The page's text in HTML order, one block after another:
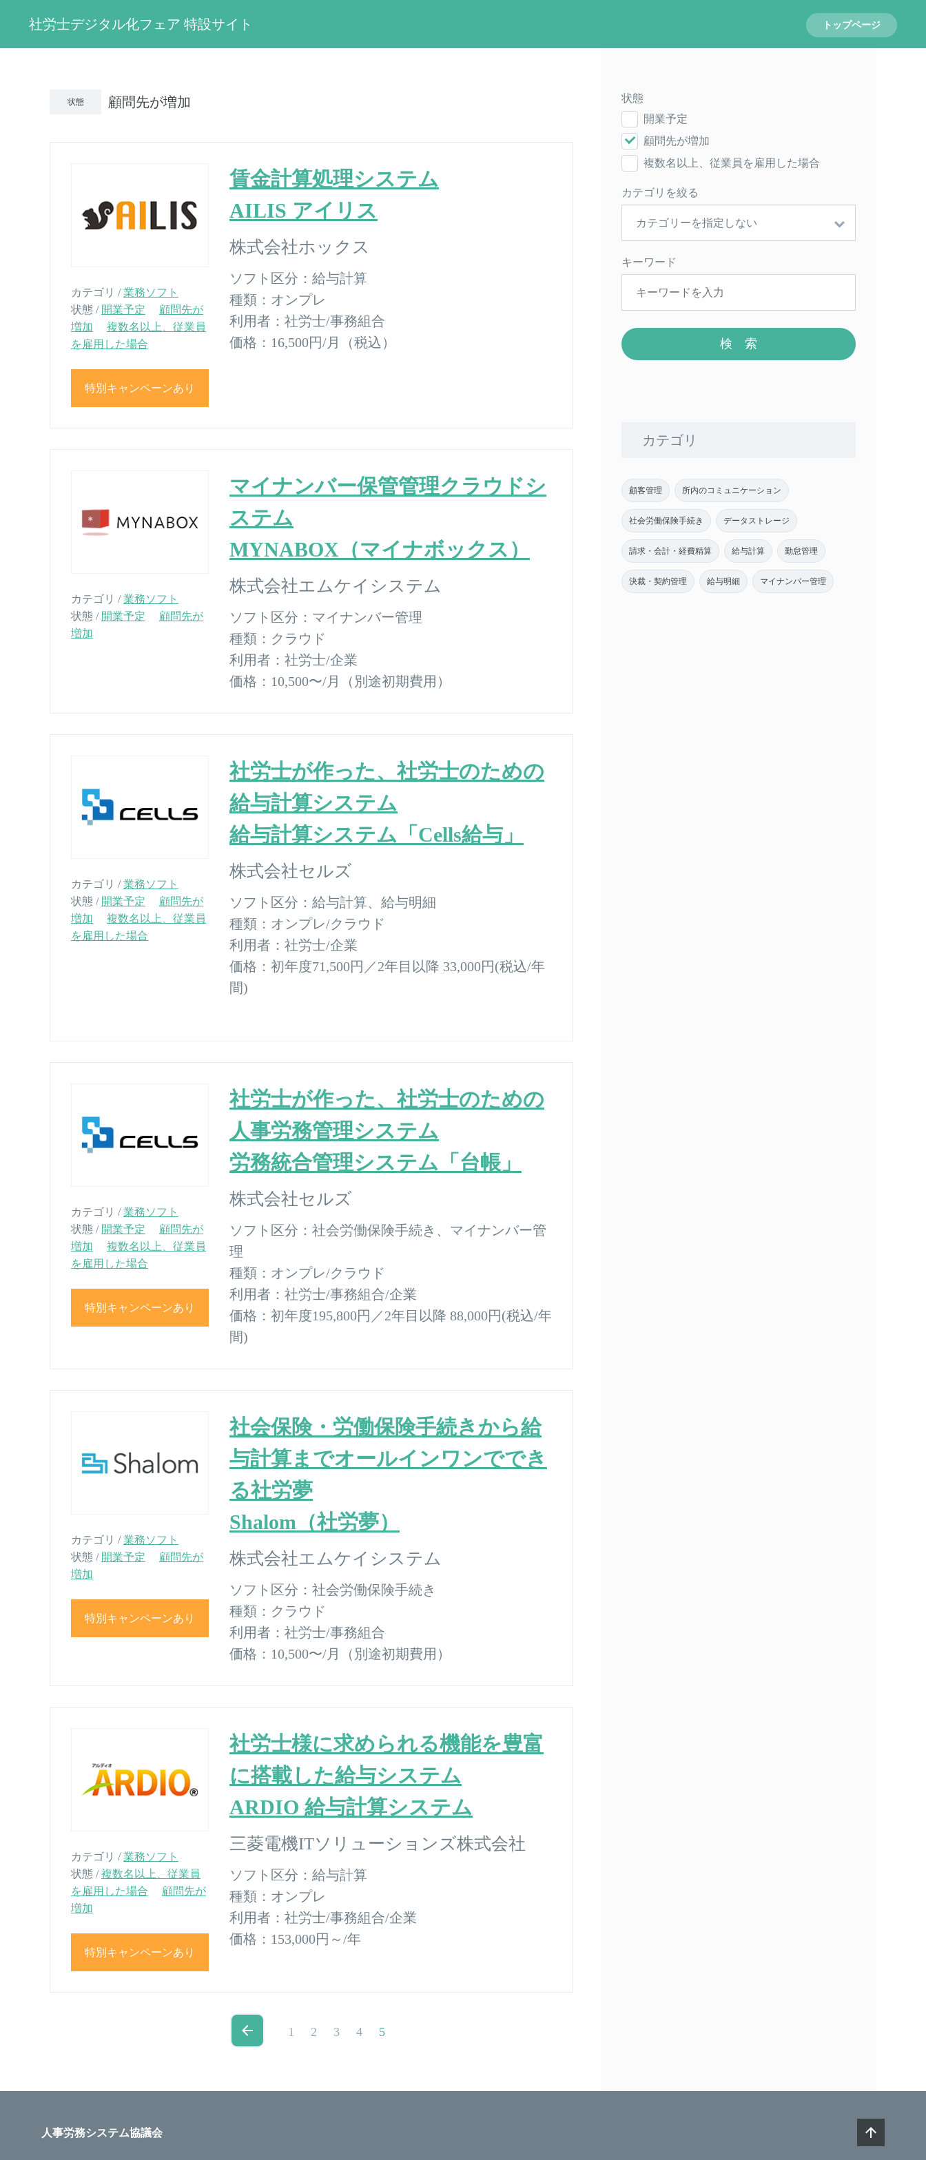
社労士デジタル化フェア 特設サイト トップページ
状態 顧問先が増加
カテゴリ /業務ソフト
状態 / 開業予定
顧問先が
増加
複数名以上、従業員
を雇用した場合
特別キャンペーンあり
賃金計算処理システム
AILIS アイリス
株式会社ホックス
ソフト区分： 給与計算
種類： オンプレ
利用者： 社労士/事務組合
価格： 16,500円/月（税込）
カテゴリ /業務ソフト
状態 / 開業予定
顧問先が
増加
マイナンバー保管管理クラウドシ
ステム
MYNABOX（マイナボックス）
株式会社エムケイシステム
ソフト区分： マイナンバー管理
種類： クラウド
利用者： 社労士/企業
価格： 10,500〜/月（別途初期費用）
カテゴリ /業務ソフト
状態 / 開業予定
顧問先が
増加
複数名以上、従業員
を雇用した場合
社労士が作った、社労士のための
給与計算システム
給与計算システム「Cells給与」
株式会社セルズ
ソフト区分： 給与計算、給与明細
種類： オンプレ/クラウド
利用者： 社労士/企業
価格： 初年度71,500円／2年目以降 33,000円(税込/年
間)
カテゴリ /業務ソフト
状態 / 開業予定
顧問先が
増加
複数名以上、従業員
を雇用した場合
特別キャンペーンあり
社労士が作った、社労士のための
人事労務管理システム
労務統合管理システム「台帳」
株式会社セルズ
ソフト区分： 社会労働保険手続き、マイナンバー管
理
種類： オンプレ/クラウド
利用者： 社労士/事務組合/企業
価格： 初年度195,800円／2年目以降 88,000円(税込/年
間)
カテゴリ /業務ソフト
状態 / 開業予定
顧問先が
増加
特別キャンペーンあり
社会保険・労働保険手続きから給
与計算までオールインワンででき
る社労夢
Shalom（社労夢）
株式会社エムケイシステム
ソフト区分： 社会労働保険手続き
種類： クラウド
利用者： 社労士/事務組合
価格： 10,500〜/月（別途初期費用）
カテゴリ /業務ソフト
状態 /複数名以上、従業員
を雇用した場合
顧問先が
増加
特別キャンペーンあり
社労士様に求められる機能を豊富
に搭載した給与システム
ARDIO 給与計算システム
三菱電機ITソリューションズ株式会社
ソフト区分： 給与計算
種類： オンプレ
利用者： 社労士/事務組合/企業
価格： 153,000円～/年
1 2 3 4 5
状態
開業予定
顧問先が増加
複数名以上、従業員を雇用した場合
カテゴリを絞る
キーワード
カテゴリ
顧客管理 所内のコミュニケーション
社会労働保険手続き データストレージ
請求・会計・経費精算 給与計算 勤怠管理
決裁・契約管理 給与明細 マイナンバー管理
人事労務システム協議会